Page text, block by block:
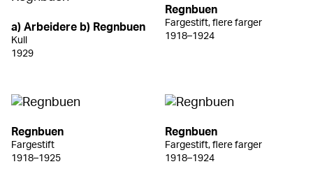
a) Arbeidere b) Regnbuen
Kull
1929
Regnbuen
Fargestift, flere farger
1918–1924
Regnbuen
Fargestift
1918–1925
Regnbuen
Fargestift, flere farger
1918–1924